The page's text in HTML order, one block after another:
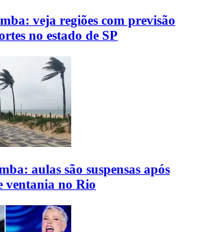
veja regiões com previsão
no estado de SP
aulas são suspensas após
ventania no Rio